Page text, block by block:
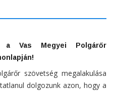
a Vas Megyei Polgárőr
szövetség megalakulása
dolgozunk azon, hogy a